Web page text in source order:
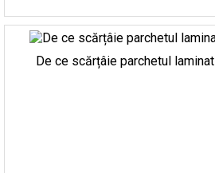
De ce scărțâie parchetul laminat